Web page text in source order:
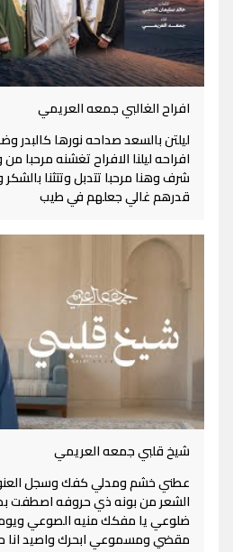
افراح الغالبي جمعه العريمي
ليلتن بالسعد صداحه نورها كالبدر
افراحه ليلنا الافراح تغشنه
شرف وهنا مرحبا تتدبل وتتثنا
قدرهم غالي جعلهم في طيب
شيخ قلبي جمعه العريمي
عطني خشم ومدلي كفك وسجل
الشعر من بونه ذي حروفه اصطفت
ضلوعي يا مفكك منيه الصوعي ويوم
مقضي ومسموعي ابحرك واصيد انا